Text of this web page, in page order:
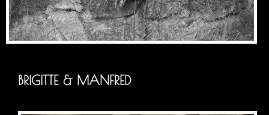
BRIGITTE & MANFRED